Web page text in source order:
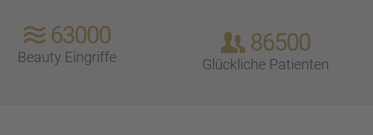
63000
Beauty Eingriffe
86500
Glück­li­che Patien­ten